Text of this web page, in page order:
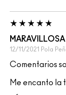
MARAVILLOSA
12/11/2021 Pola
Comentarios
Me encanto la